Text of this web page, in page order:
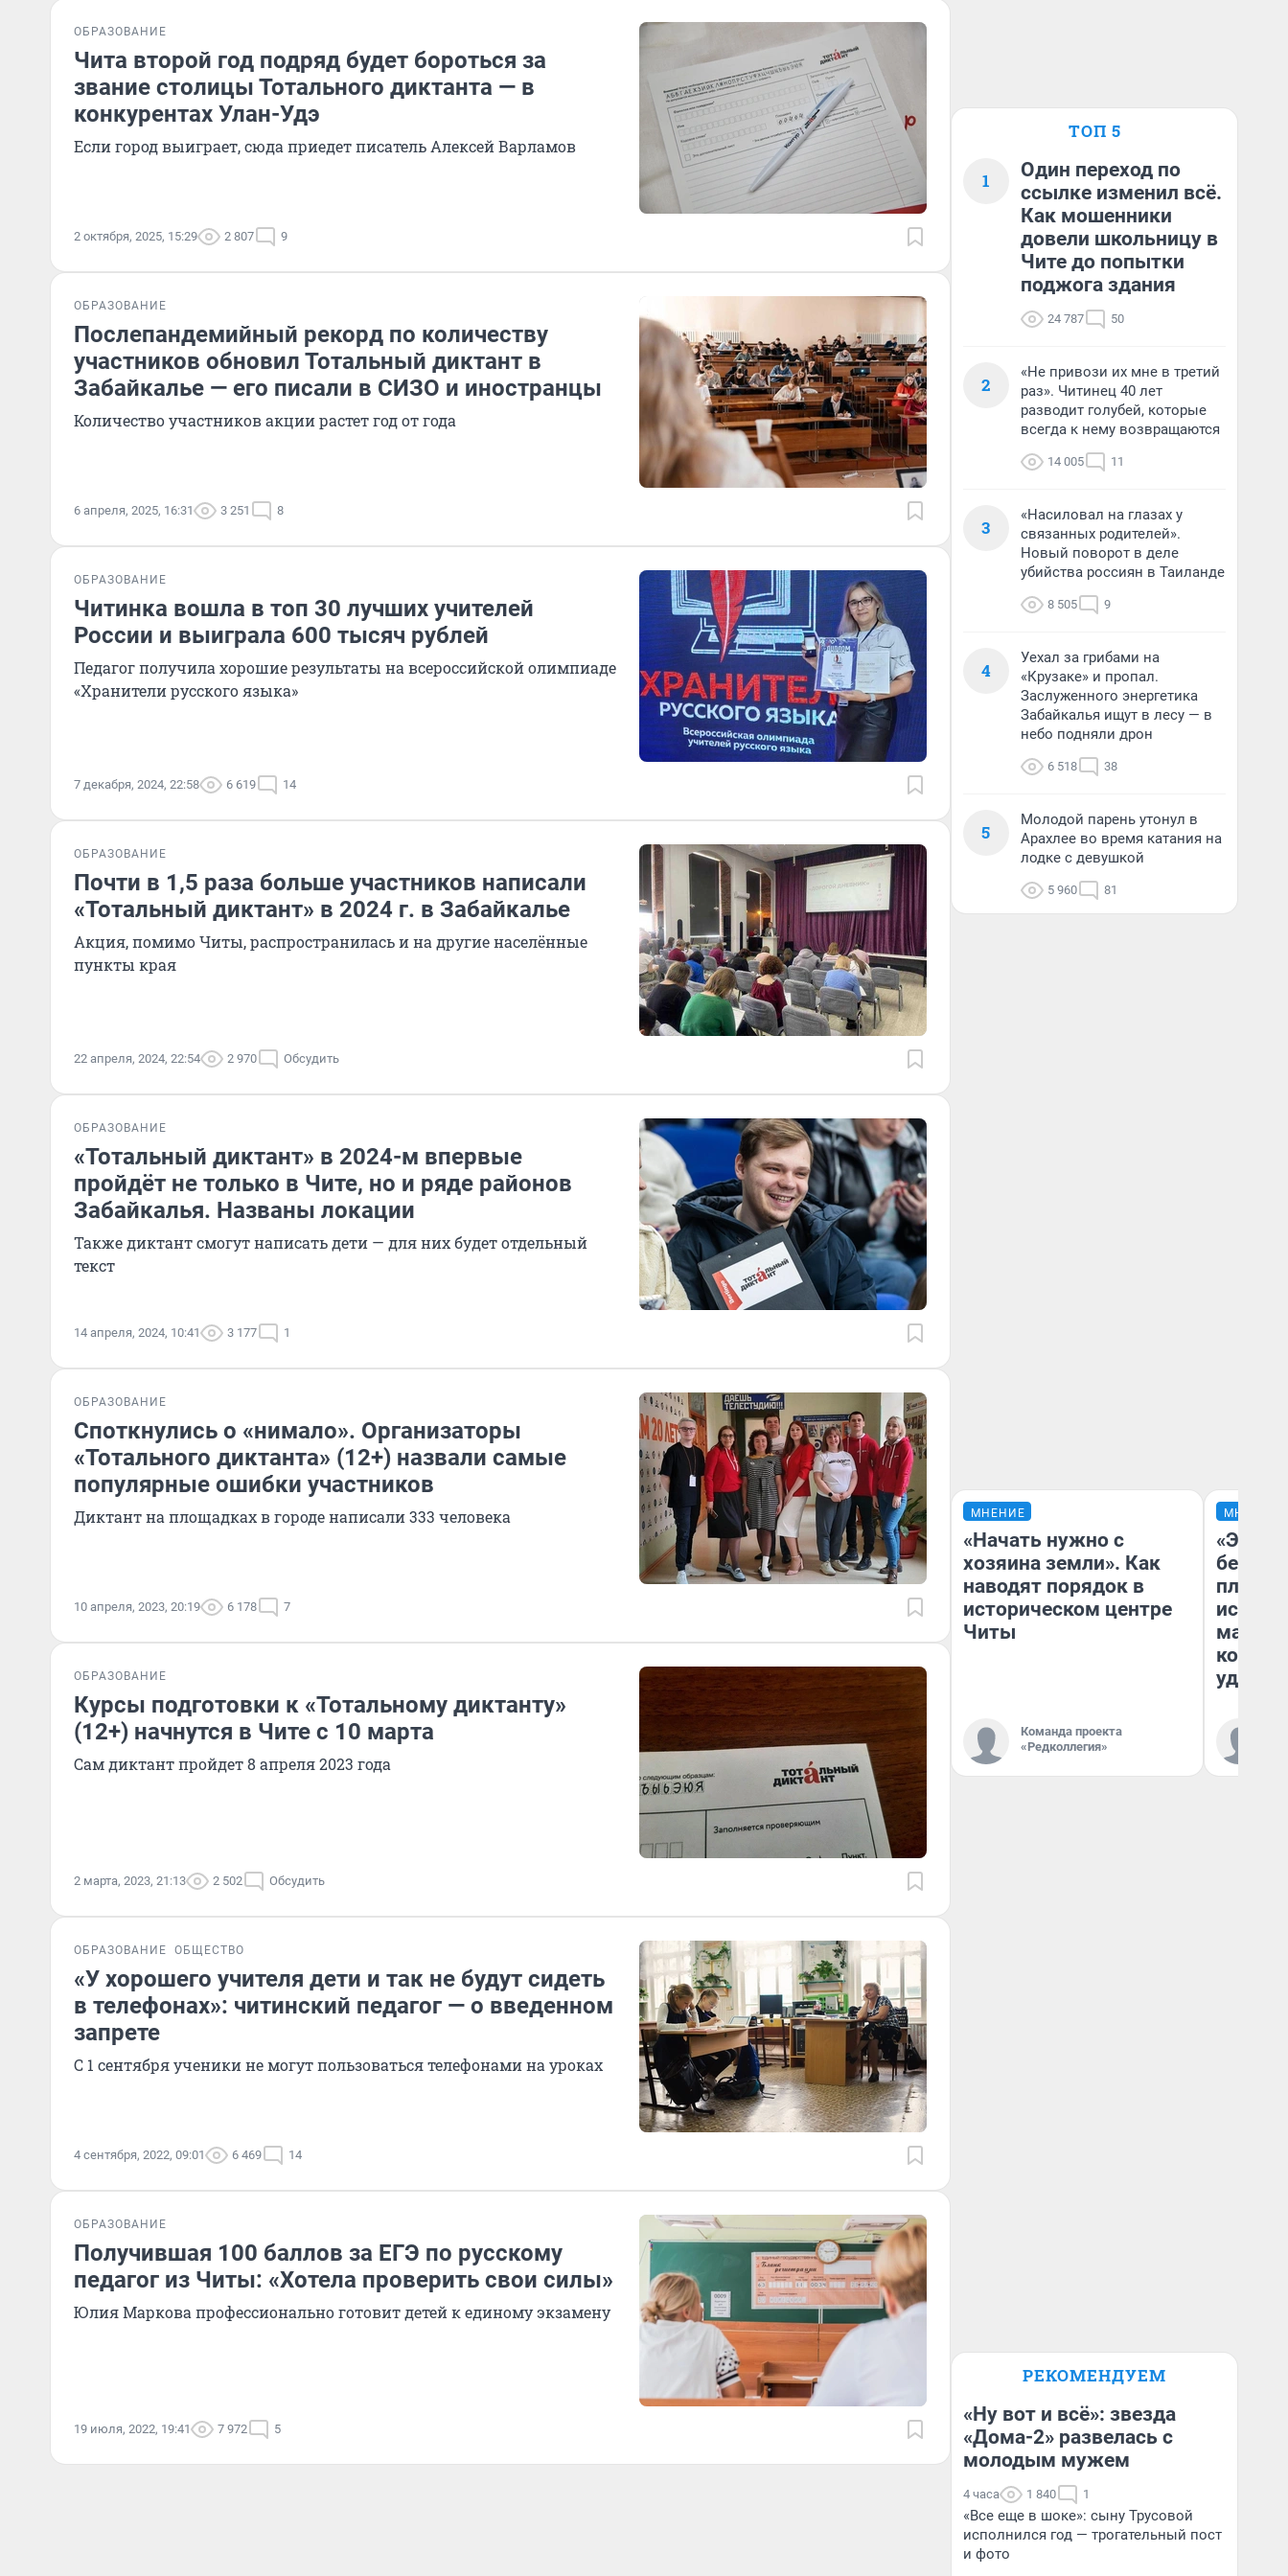
ОБРАЗОВАНИЕ
Чита второй год подряд будет бороться за
звание столицы Тотального диктанта — в
конкурентах Улан-Удэ
Если город выиграет, сюда приедет писатель Алексей Варламов
2 октября, 2025, 15:29 2 807 9
ОБРАЗОВАНИЕ
Послепандемийный рекорд по количеству
участников обновил Тотальный диктант в
Забайкалье — его писали в СИЗО и иностранцы
Количество участников акции растет год от года
6 апреля, 2025, 16:31 3 251 8
ОБРАЗОВАНИЕ
Читинка вошла в топ 30 лучших учителей
России и выиграла 600 тысяч рублей
Педагог получила хорошие результаты на всероссийской олимпиаде
«Хранители русского языка»
7 декабря, 2024, 22:58 6 619 14
ОБРАЗОВАНИЕ
Почти в 1,5 раза больше участников написали
«Тотальный диктант» в 2024 г. в Забайкалье
Акция, помимо Читы, распространилась и на другие населённые
пункты края
22 апреля, 2024, 22:54 2 970 Обсудить
ОБРАЗОВАНИЕ
«Тотальный диктант» в 2024-м впервые
пройдёт не только в Чите, но и ряде районов
Забайкалья. Названы локации
Также диктант смогут написать дети — для них будет отдельный
текст
14 апреля, 2024, 10:41 3 177 1
ОБРАЗОВАНИЕ
Споткнулись о «нимало». Организаторы
«Тотального диктанта» (12+) назвали самые
популярные ошибки участников
Диктант на площадках в городе написали 333 человека
10 апреля, 2023, 20:19 6 178 7
ОБРАЗОВАНИЕ
Курсы подготовки к «Тотальному диктанту»
(12+) начнутся в Чите с 10 марта
Сам диктант пройдет 8 апреля 2023 года
2 марта, 2023, 21:13 2 502 Обсудить
ОБРАЗОВАНИЕ ОБЩЕСТВО
«У хорошего учителя дети и так не будут сидеть
в телефонах»: читинский педагог — о введенном
запрете
С 1 сентября ученики не могут пользоваться телефонами на уроках
4 сентября, 2022, 09:01 6 469 14
ОБРАЗОВАНИЕ
Получившая 100 баллов за ЕГЭ по русскому
педагог из Читы: «Хотела проверить свои силы»
Юлия Маркова профессионально готовит детей к единому экзамену
19 июля, 2022, 19:41 7 972 5
ТОП 5
1
Один переход по
ссылке изменил всё.
Как мошенники
довели школьницу в
Чите до попытки
поджога здания
24 787 50
2
«Не привози их мне в третий
раз». Читинец 40 лет
разводит голубей, которые
всегда к нему возвращаются
14 005 11
3
«Насиловал на глазах у
связанных родителей».
Новый поворот в деле
убийства россиян в Таиланде
8 505 9
4
Уехал за грибами на
«Крузаке» и пропал.
Заслуженного энергетика
Забайкалья ищут в лесу — в
небо подняли дрон
6 518 38
5
Молодой парень утонул в
Арахлее во время катания на
лодке с девушкой
5 960 81
МНЕНИЕ
«Начать нужно с
хозяина земли». Как
наводят порядок в
историческом центре
Читы
Команда проекта
«Редколлегия»
МНЕНИЕ
«Это
РЕКОМЕНДУЕМ
«Ну вот и всё»: звезда
«Дома-2» развелась с
молодым мужем
4 часа 1 840 1
«Все еще в шоке»: сыну Трусовой
исполнился год — трогательный пост
и фото